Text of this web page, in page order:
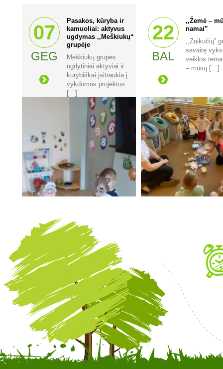
07
GEG
Pasakos, kūryba ir
kamuoliai: aktyvus
ugdymas ,,Meškiukų“
grupėje
Meškiukų grupės
ugdytiniai aktyviai ir
kūrybiškai įsitraukia į
vykdomus projektus
[…]
22
BAL
,,Žemė –
namai”
,,Zuikučių”
savaitę
veiklos
– mūsų […]